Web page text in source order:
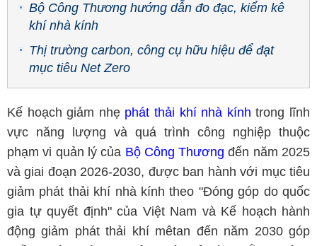
Bộ Công Thương hướng dẫn đo đạc, kiểm kê
khí nhà kính
Thị trường carbon, công cụ hữu hiệu để đạt
mục tiêu Net Zero
Kế hoạch giảm nhẹ phát thải khí nhà kính trong lĩnh
vực năng lượng và quá trình công nghiệp thuộc
phạm vi quản lý của Bộ Công Thương đến năm 2025
và giai đoạn 2026-2030, được ban hành với mục tiêu
giảm phát thải khí nhà kính theo "Đóng góp do quốc
gia tự quyết định" của Việt Nam và Kế hoạch hành
động giảm phát thải khí mêtan đến năm 2030 góp